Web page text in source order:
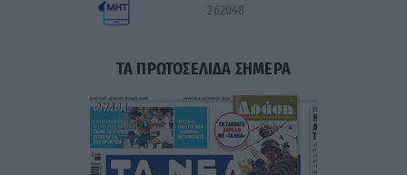
262048
ΤΑ ΠΡΩΤΟΣΕΛΙΔΑ ΣΗΜΕΡΑ